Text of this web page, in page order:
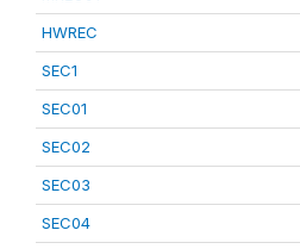
HWREC
SEC1
SEC01
SEC02
SEC03
SEC04